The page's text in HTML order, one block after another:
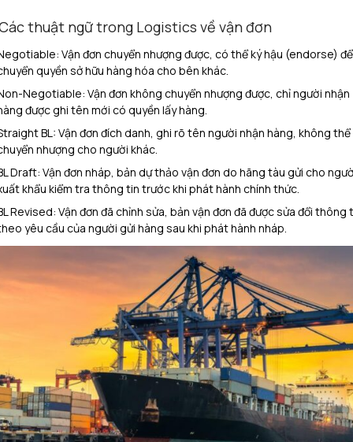
thuật ngữ trong Logistics về vận đơn
Vận đơn chuyển nhượng được, có thể ký hậu (endorse) để
quyền sở hữu hàng hóa cho bên khác.
Negotiable: Vận đơn không chuyển nhượng được, chỉ người nhận
được ghi tên mới có quyền lấy hàng.
BL: Vận đơn đích danh, ghi rõ tên người nhận hàng, không thể
nhượng cho người khác.
Draft: Vận đơn nháp, bản dự thảo vận đơn do hãng tàu gửi cho
khẩu kiểm tra thông tin trước khi phát hành chính thức.
Revised: Vận đơn đã chỉnh sửa, bản vận đơn đã được sửa đổi thông
yêu cầu của người gửi hàng sau khi phát hành nháp.